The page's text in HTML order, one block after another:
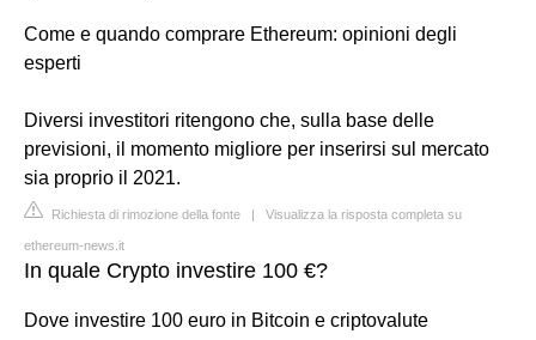
Come e quando comprare Ethereum: opinioni degli
esperti
Diversi investitori ritengono che, sulla base delle
previsioni, il momento migliore per inserirsi sul mercato
sia proprio il 2021.
Richiesta di rimozione della fonte | Visualizza la risposta completa su
ethereum-news.it
In quale Crypto investire 100 €?
Dove investire 100 euro in Bitcoin e criptovalute